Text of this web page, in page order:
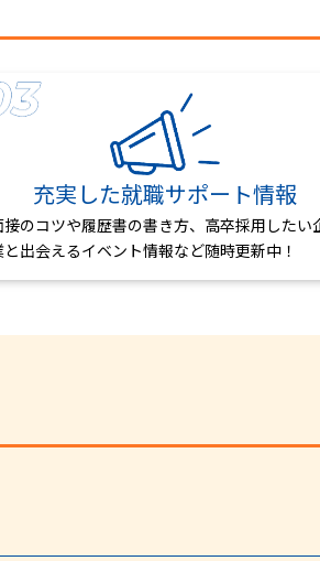
充実した就職サポート情報
接のコツや履歴書の書き方、高卒採用したい
と出会えるイベント情報など随時更新中！